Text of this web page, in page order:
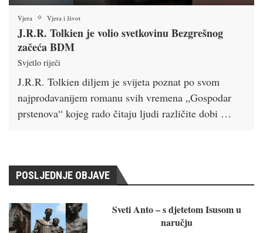
Vjera Vjera i život
J.R.R. Tolkien je volio svetkovinu Bezgrešnog
začeća BDM
Svjetlo riječi
J.R.R. Tolkien diljem je svijeta poznat po svom
najprodavanijem romanu svih vremena „Gospodar
prstenova“ kojeg rado čitaju ljudi različite dobi …
POSLJEDNJE OBJAVE
Sveti Anto – s djetetom Isusom u
naručju